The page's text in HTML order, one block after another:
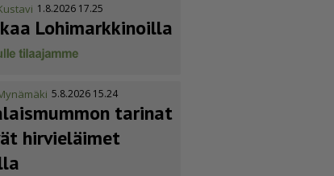
1.8.2026 17.25
Lohimark­ki­noilla
5.8.2026 15.24
tarinat
hirvieläimet